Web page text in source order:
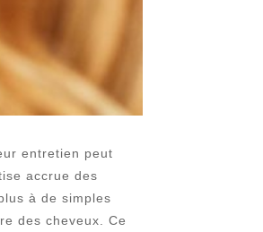
entretien peut
accrue des
à de simples
des cheveux. Ce